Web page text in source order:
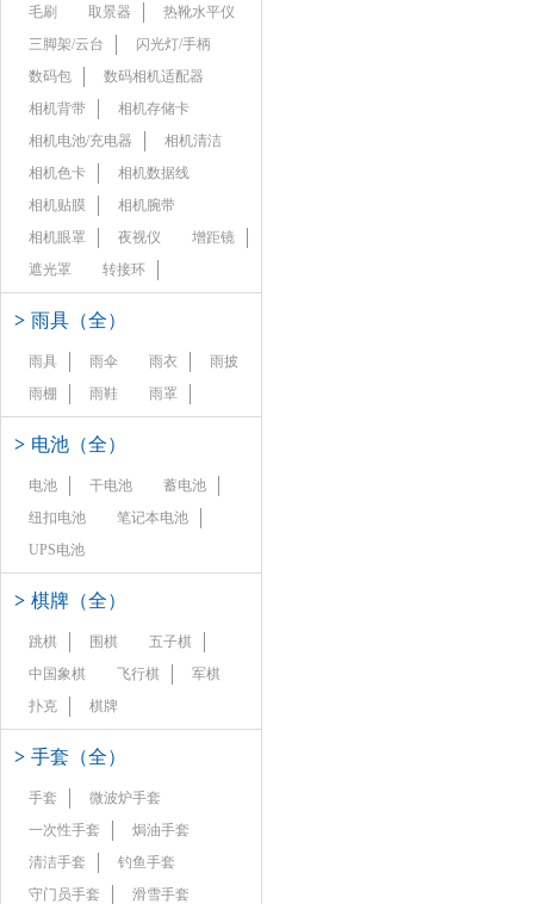
毛刷
取景器
热靴水平仪
三脚架/云台
闪光灯/手柄
数码包
数码相机适配器
相机背带
相机存储卡
相机电池/充电器
相机清洁
相机色卡
相机数据线
相机贴膜
相机腕带
相机眼罩
夜视仪
增距镜
遮光罩
转接环
> 雨具（全）
雨具 雨伞 雨衣
雨披
雨棚
雨鞋 雨罩
> 电池（全）
电池 干电池
蓄电池
纽扣电池
笔记本电池
UPS电池
> 棋牌（全）
跳棋 围棋
五子棋
中国象棋
飞行棋
军棋
扑克
棋牌
> 手套（全）
手套
微波炉手套
一次性手套
焗油手套
清洁手套
钓鱼手套
守门员手套
滑雪手套